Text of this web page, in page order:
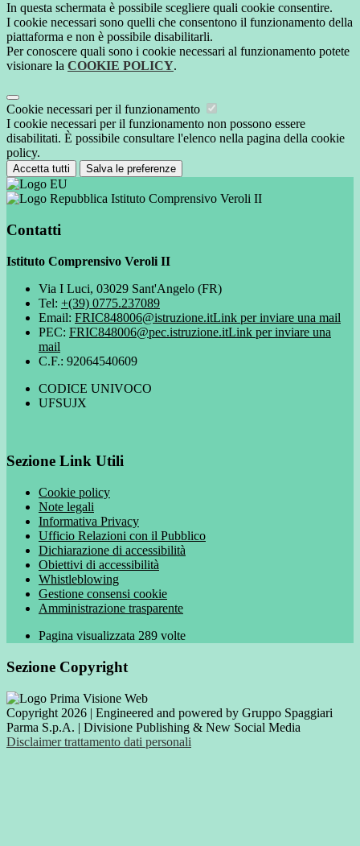
In questa schermata è possibile scegliere quali cookie consentire.
I cookie necessari sono quelli che consentono il funzionamento della
piattaforma e non è possibile disabilitarli.
Per conoscere quali sono i cookie necessari al funzionamento potete
visionare la COOKIE POLICY.
Cookie necessari per il funzionamento
I cookie necessari per il funzionamento non possono essere
disabilitati. È possibile consultare l'elenco nella pagina della cookie
policy.
Accetta tutti Salva le preferenze
Istituto Comprensivo Veroli II
Contatti
Istituto Comprensivo Veroli II
Via I Luci, 03029 Sant'Angelo (FR)
Tel: +(39) 0775.237089
Email: FRIC848006@istruzione.itLink per inviare una mail
PEC: FRIC848006@pec.istruzione.itLink per inviare una
mail
C.F.: 92064540609
CODICE UNIVOCO
UFSUJX
Sezione Link Utili
Cookie policy
Note legali
Informativa Privacy
Ufficio Relazioni con il Pubblico
Dichiarazione di accessibilità
Obiettivi di accessibilità
Whistleblowing
Gestione consensi cookie
Amministrazione trasparente
Pagina visualizzata 289 volte
Sezione Copyright
Copyright 2026 | Engineered and powered by Gruppo Spaggiari
Parma S.p.A. | Divisione Publishing & New Social Media
Disclaimer trattamento dati personali